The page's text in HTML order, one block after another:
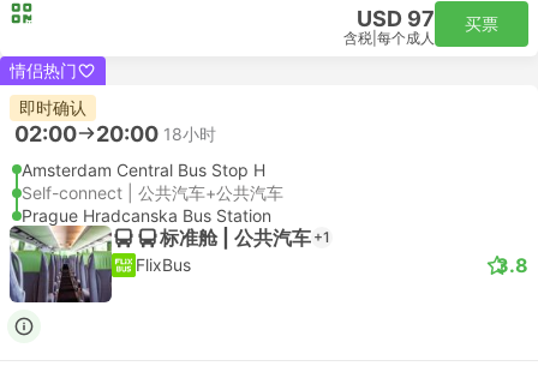
USD 97
含税 每个成人
买票
情侣热门
即时确认
02:00 20:00 18小时
Amsterdam Central Bus Stop H
Self-connect | 公共汽车+公共汽车
Prague Hradcanska Bus Station
标准舱 | 公共汽车 +1
FlixBus 3.8